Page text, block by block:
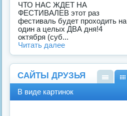
ЧТО НАС ЖДЕТ НА
ФЕСТИВАЛЕВ этот раз
фестиваль будет проходить на
один а целых ДВА дня!4
октября (суб...
Читать далее
САЙТЫ ДРУЗЬЯ
В виде картинок